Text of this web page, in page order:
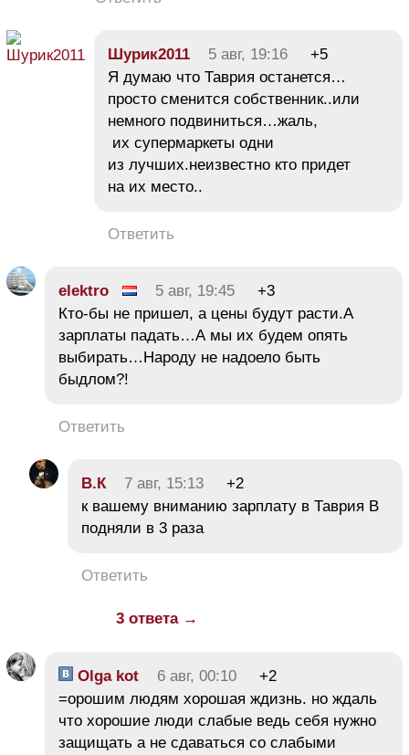
Шурик2011 5 авг, 19:16
+5
Я думаю что Таврия останется…
просто сменится собственник..или
немного подвиниться…жаль,
их супермаркеты одни
из лучших.неизвестно кто придет
на их место..
Ответить
elektro 5 авг, 19:45
+3
Кто-бы не пришел, а цены будут расти.А
зарплаты падать…А мы их будем опять
выбирать…Народу не надоело быть
быдлом?!
Ответить
В.К 7 авг, 15:13
+2
к вашему вниманию зарплату в Таврия В
подняли в 3 раза
Ответить
3 ответа →
Olga kot 6 авг, 00:10
+2
=орошим людям хорошая ждизнь. но ждаль
что хорошие люди слабые ведь себя нужно
защищать а не сдаваться со слабыми